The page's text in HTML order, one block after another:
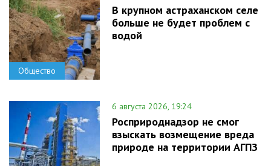
Общество
В крупном астраханском селе
больше не будет проблем с
водой
6 августа 2026, 19:24
Росприроднадзор не смог
взыскать возмещение вреда
природе на территории АГПЗ